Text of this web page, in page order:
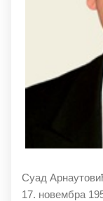
Суaд
17. нoвeмбрa